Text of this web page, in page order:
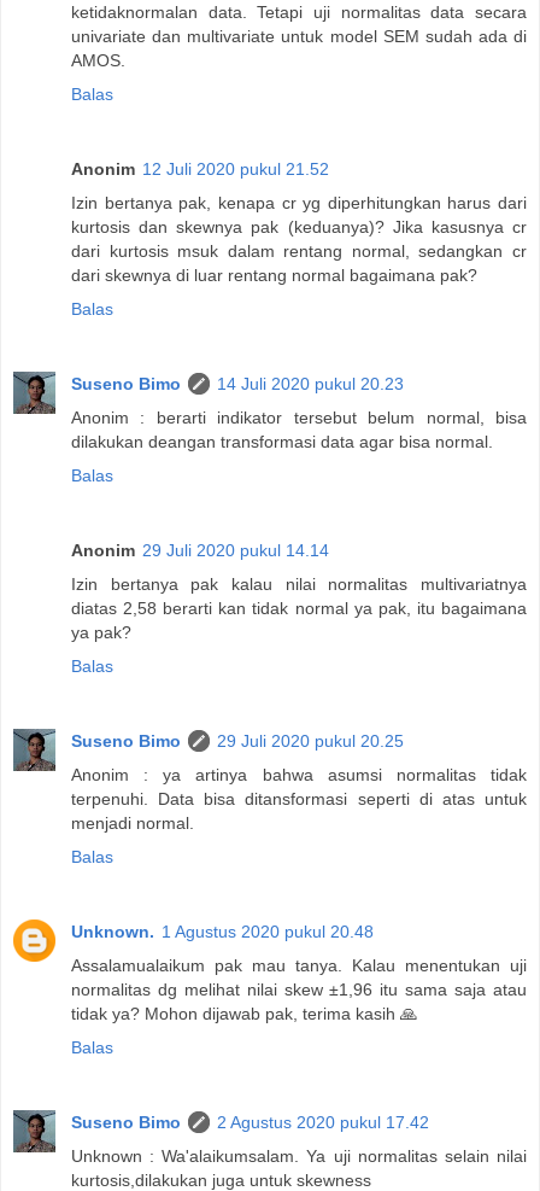
ketidaknormalan data. Tetapi uji normalitas data secara
univariate dan multivariate untuk model SEM sudah ada di
AMOS.
Balas
Anonim 12 Juli 2020 pukul 21.52
Izin bertanya pak, kenapa cr yg diperhitungkan harus dari
kurtosis dan skewnya pak (keduanya)? Jika kasusnya cr
dari kurtosis msuk dalam rentang normal, sedangkan cr
dari skewnya di luar rentang normal bagaimana pak?
Balas
Suseno Bimo
14 Juli 2020 pukul 20.23
Anonim : berarti indikator tersebut belum normal, bisa
dilakukan deangan transformasi data agar bisa normal.
Balas
Anonim 29 Juli 2020 pukul 14.14
Izin bertanya pak kalau nilai normalitas multivariatnya
diatas 2,58 berarti kan tidak normal ya pak, itu bagaimana
ya pak?
Balas
Suseno Bimo
29 Juli 2020 pukul 20.25
Anonim : ya artinya bahwa asumsi normalitas tidak
terpenuhi. Data bisa ditansformasi seperti di atas untuk
menjadi normal.
Balas
Unknown. 1 Agustus 2020 pukul 20.48
Assalamualaikum pak mau tanya. Kalau menentukan uji
normalitas dg melihat nilai skew ±1,96 itu sama saja atau
tidak ya? Mohon dijawab pak, terima kasih 🙏
Balas
Suseno Bimo
2 Agustus 2020 pukul 17.42
Unknown : Wa'alaikumsalam. Ya uji normalitas selain nilai
kurtosis,dilakukan juga untuk skewness